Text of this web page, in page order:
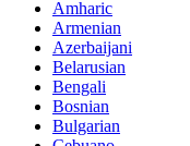
Amharic
Armenian
Azerbaijani
Belarusian
Bengali
Bosnian
Bulgarian